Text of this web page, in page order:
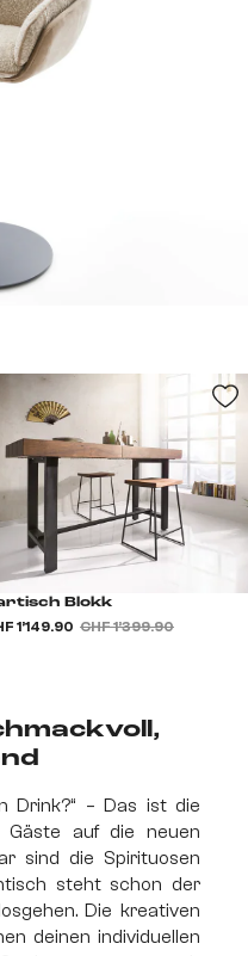
Blokk
1’149.90 CHF 1’399.90
Drink?“ – Das ist die
Gäste auf die neuen
sind die Spirituosen
steht schon der
Die kreativen
deinen individuellen